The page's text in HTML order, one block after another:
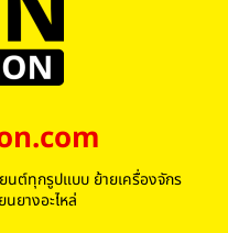
นต์ทุกรูปแบบ ย้ายเครื่องจักร
ยางอะไหล่